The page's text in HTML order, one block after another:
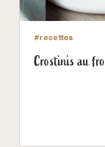
#recettes
Crostinis au